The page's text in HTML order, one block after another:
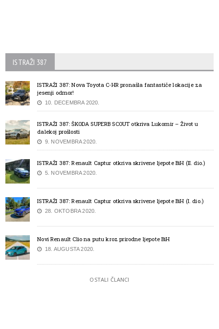
ISTRAŽI 387
ISTRAŽI 387: Nova Toyota C-HR pronašla fantastiče lokacije za
jesenji odmor!
10. DECEMBRA 2020.
ISTRAŽI 387: ŠKODA SUPERB SCOUT otkriva Lukomir – Život u
dalekoj prošlosti
9. NOVEMBRA 2020.
ISTRAŽI 387: Renault Captur otkriva skrivene ljepote BiH (II. dio.)
5. NOVEMBRA 2020.
ISTRAŽI 387: Renault Captur otkriva skrivene ljepote BiH (I. dio.)
28. OKTOBRA 2020.
Novi Renault Clio na putu kroz prirodne ljepote BiH
18. AUGUSTA 2020.
OSTALI ČLANCI